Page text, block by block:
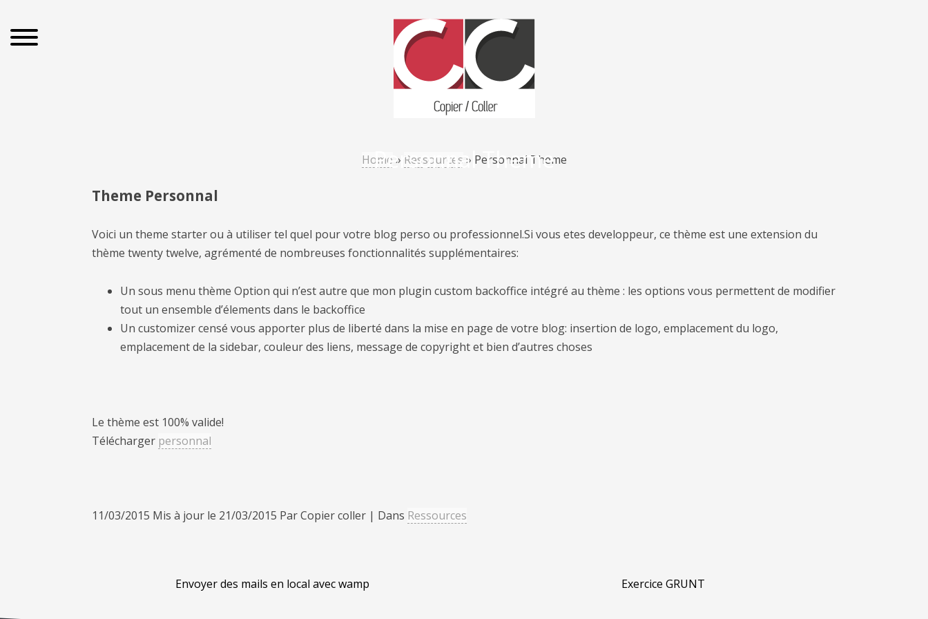
Home » Ressources » Personnal Theme
Personnal Theme
Theme Personnal
Voici un theme starter ou à utiliser tel quel pour votre blog perso ou professionnel.Si vous etes developpeur, ce thème est une extension du
thème twenty twelve, agrémenté de nombreuses fonctionnalités supplémentaires:
Un sous menu thème Option qui n’est autre que mon plugin custom backoffice intégré au thème : les options vous permettent de modifier
tout un ensemble d’élements dans le backoffice
Un customizer censé vous apporter plus de liberté dans la mise en page de votre blog: insertion de logo, emplacement du logo,
emplacement de la sidebar, couleur des liens, message de copyright et bien d’autres choses
Le thème est 100% valide!
Télécharger personnal
11/03/2015 Mis à jour le 21/03/2015 Par Copier coller | Dans Ressources
Envoyer des mails en local avec wamp Exercice GRUNT